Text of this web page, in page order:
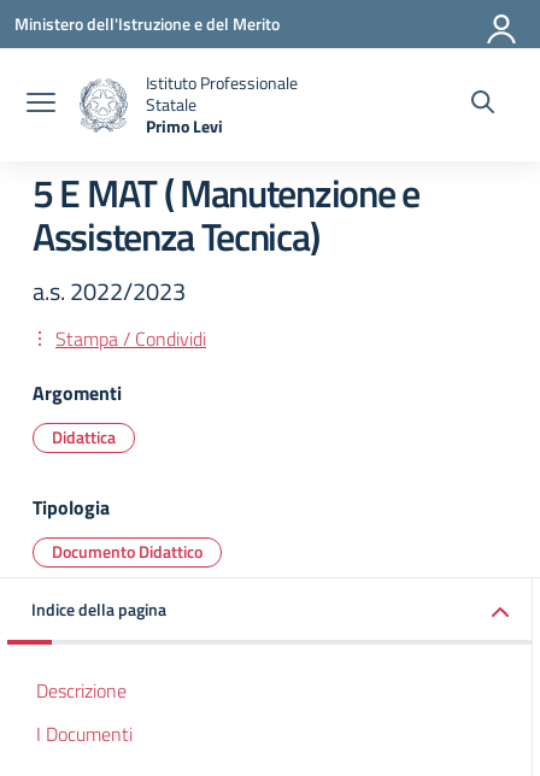
Vai ai contenuti
Vai al menu di navigazione
Vai al footer
Ministero dell'Istruzione e del Merito
Istituto Professionale
Statale
Primo Levi
5 E MAT ( Manutenzione e
Assistenza Tecnica)
a.s. 2022/2023
Stampa / Condividi
Argomenti
Didattica
Tipologia
Documento Didattico
Indice della pagina
Descrizione
I Documenti